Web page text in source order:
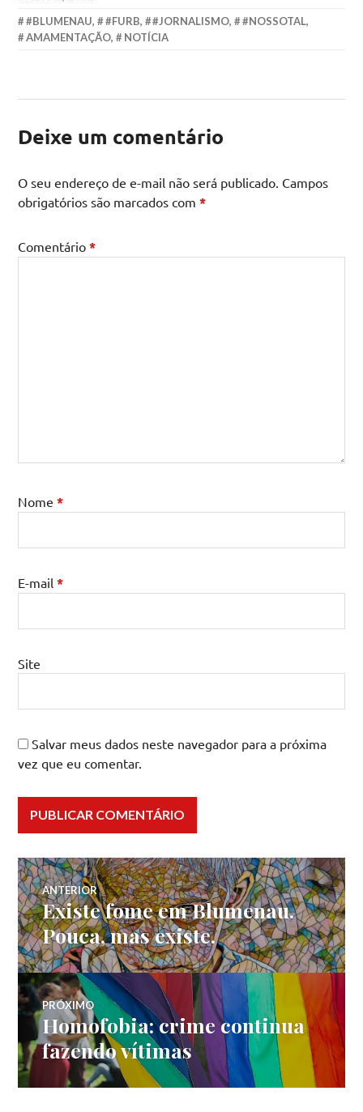
#BLUMENAU, #FURB, #JORNALISMO, #NOSSOTAL,
AMAMENTAÇÃO, NOTÍCIA
Deixe um comentário
O seu endereço de e-mail não será publicado. Campos
obrigatórios são marcados com*
Comentário*
Nome*
E-mail*
Site
Salvar meus dados neste navegador para a próxima
vez que eu comentar.
Navegação
de
Post
ANTERIOR
Post
anterior:
Existe fome em Blumenau.
Pouca, mas existe.
PRÓXIMO
Próximo
post:
Homofobia: crime continua
fazendo vítimas